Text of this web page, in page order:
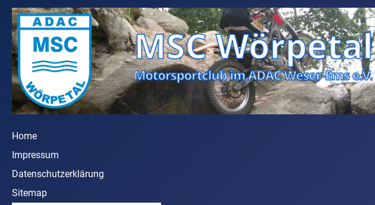
Home
Impressum
Datenschutzerklärung
Sitemap